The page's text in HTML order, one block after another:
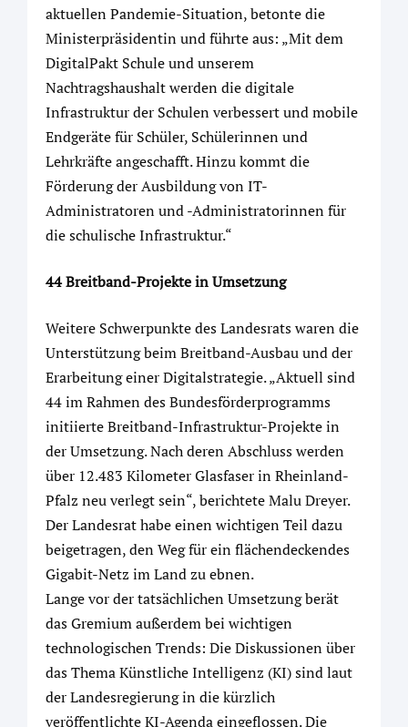
aktuellen Pandemie-Situation, betonte die
Ministerpräsidentin und führte aus: „Mit dem
DigitalPakt Schule und unserem
Nachtragshaushalt werden die digitale
Infrastruktur der Schulen verbessert und mobile
Endgeräte für Schüler, Schülerinnen und
Lehrkräfte angeschafft. Hinzu kommt die
Förderung der Ausbildung von IT-
Administratoren und -Administratorinnen für
die schulische Infrastruktur.“
44 Breitband-Projekte in Umsetzung
Weitere Schwerpunkte des Landesrats waren die
Unterstützung beim Breitband-Ausbau und der
Erarbeitung einer Digitalstrategie. „Aktuell sind
44 im Rahmen des Bundesförderprogramms
initiierte Breitband-Infrastruktur-Projekte in
der Umsetzung. Nach deren Abschluss werden
über 12.483 Kilometer Glasfaser in Rheinland-
Pfalz neu verlegt sein“, berichtete Malu Dreyer.
Der Landesrat habe einen wichtigen Teil dazu
beigetragen, den Weg für ein flächendeckendes
Gigabit-Netz im Land zu ebnen.
Lange vor der tatsächlichen Umsetzung berät
das Gremium außerdem bei wichtigen
technologischen Trends: Die Diskussionen über
das Thema Künstliche Intelligenz (KI) sind laut
der Landesregierung in die kürzlich
veröffentlichte KI-Agenda eingeflossen. Die